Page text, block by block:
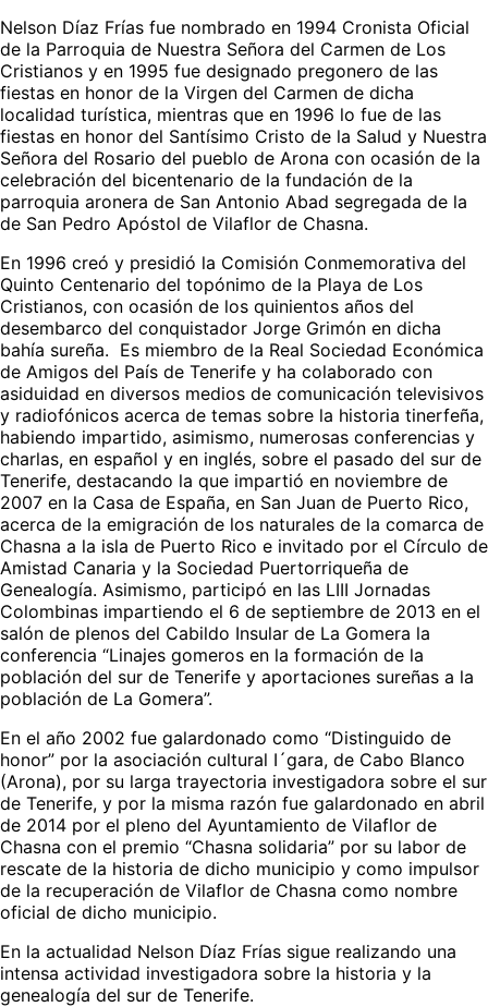
Nelson Díaz Frías fue nombrado en 1994 Cronista Oficial
de la Parroquia de Nuestra Señora del Carmen de Los
Cristianos y en 1995 fue designado pregonero de las
fiestas en honor de la Virgen del Carmen de dicha
localidad turística, mientras que en 1996 lo fue de las
fiestas en honor del Santísimo Cristo de la Salud y Nuestra
Señora del Rosario del pueblo de Arona con ocasión de la
celebración del bicentenario de la fundación de la
parroquia aronera de San Antonio Abad segregada de la
de San Pedro Apóstol de Vilaflor de Chasna.
En 1996 creó y presidió la Comisión Conmemorativa del
Quinto Centenario del topónimo de la Playa de Los
Cristianos, con ocasión de los quinientos años del
desembarco del conquistador Jorge Grimón en dicha
bahía sureña. Es miembro de la Real Sociedad Económica
de Amigos del País de Tenerife y ha colaborado con
asiduidad en diversos medios de comunicación televisivos
y radiofónicos acerca de temas sobre la historia tinerfeña,
habiendo impartido, asimismo, numerosas conferencias y
charlas, en español y en inglés, sobre el pasado del sur de
Tenerife, destacando la que impartió en noviembre de
2007 en la Casa de España, en San Juan de Puerto Rico,
acerca de la emigración de los naturales de la comarca de
Chasna a la isla de Puerto Rico e invitado por el Círculo de
Amistad Canaria y la Sociedad Puertorriqueña de
Genealogía. Asimismo, participó en las LIII Jornadas
Colombinas impartiendo el 6 de septiembre de 2013 en el
salón de plenos del Cabildo Insular de La Gomera la
conferencia “Linajes gomeros en la formación de la
población del sur de Tenerife y aportaciones sureñas a la
población de La Gomera”.
En el año 2002 fue galardonado como “Distinguido de
honor” por la asociación cultural I´gara, de Cabo Blanco
(Arona), por su larga trayectoria investigadora sobre el sur
de Tenerife, y por la misma razón fue galardonado en abril
de 2014 por el pleno del Ayuntamiento de Vilaflor de
Chasna con el premio “Chasna solidaria” por su labor de
rescate de la historia de dicho municipio y como impulsor
de la recuperación de Vilaflor de Chasna como nombre
oficial de dicho municipio.
En la actualidad Nelson Díaz Frías sigue realizando una
intensa actividad investigadora sobre la historia y la
genealogía del sur de Tenerife.